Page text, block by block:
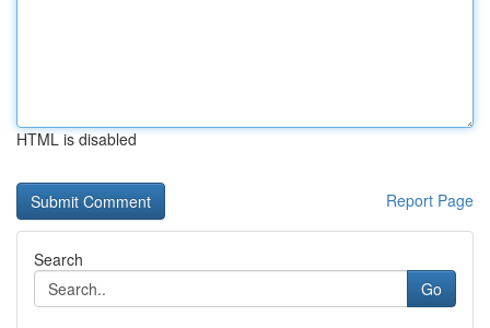
HTML is disabled
Report Page
Search
Go